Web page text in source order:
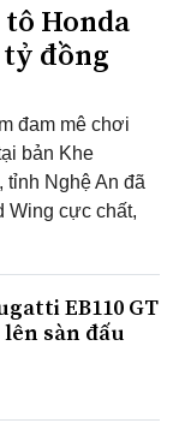
tô Honda
tỷ đồng
đam mê chơi
bản Khe
tỉnh Nghệ An đã
Wing cực chất,
EB110 GT
sàn đấu